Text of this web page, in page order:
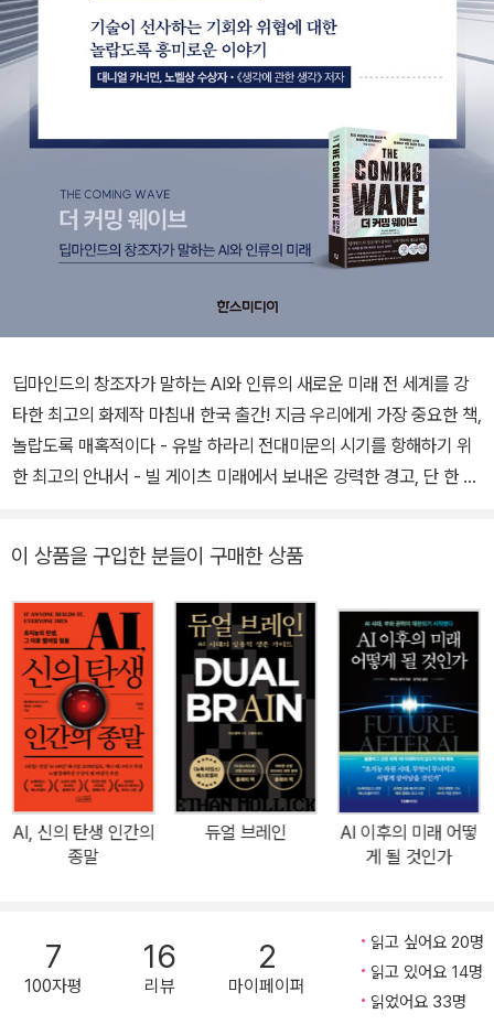
딥마인드의 창조자가 말하는 AI와 인류의 새로운 미래 전 세계를 강
타한 최고의 화제작 마침내 한국 출간! 지금 우리에게 가장 중요한 책,
놀랍도록 매혹적이다 - 유발 하라리 전대미문의 시기를 항해하기 위
한 최고의 안내서 - 빌 게이츠 미래에서 보내온 강력한 경고, 단 한 페
EO 매거진 ★★★★★ 미국, 영국 아마존 베스트셀러 1위 (사회⋅기
술 분야) ★★★★★ 선데이 타임스 베스트셀러 1위 ★★★★★ S
ERI CEO 비즈니스 북클럽 선정 도서 2024 ★★★★★ 알파고 개
발, 딥마인드 창립, 전 세계 최정상 AI 전문가의 미래 예측 《더 커밍
웨이브》는 어떤 책인가? ‘기술, 권력 그리고 21세기 최고의 딜레
마’에 대한 이토록 경이로운 통찰! 2023년 9월 미국과 영국에서 출
간된 후 전 세계적으로 화제를 몰고 온 《더 커밍 웨이브》(The Comi
ng Wave)가 마침내 한국에 출간됐다. 출간 전부터 최고의 인공 지
능(AI) 관련 서적으로 거론되었던 이 책은 발간 이후 곧바로 미국‧영
국 아마존과 선데이 타임스 베스트셀러 1위(사회‧기술 분야)에 랭크,
AI 기업 딥마인드와 인플렉션 AI의 창립자 무스타파 술레이만으로 현
재 진행 중인 AI 혁명에 가장 가까이 있는 인물로 평가받고 있다. 그는
이 상품을 구입한 분들이 구매한 상품
AI, 신의 탄생 인간의
종말
듀얼 브레인
AI 이후의 미래 어떻
게 될 것인가
7
100자평
16
리뷰
2
마이페이퍼
읽고 싶어요 20명
읽고 있어요 14명
읽었어요 33명